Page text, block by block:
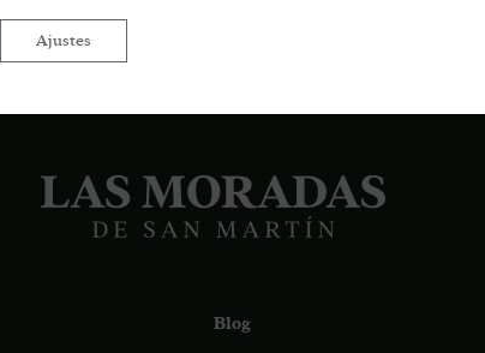
Blog
Ajustes